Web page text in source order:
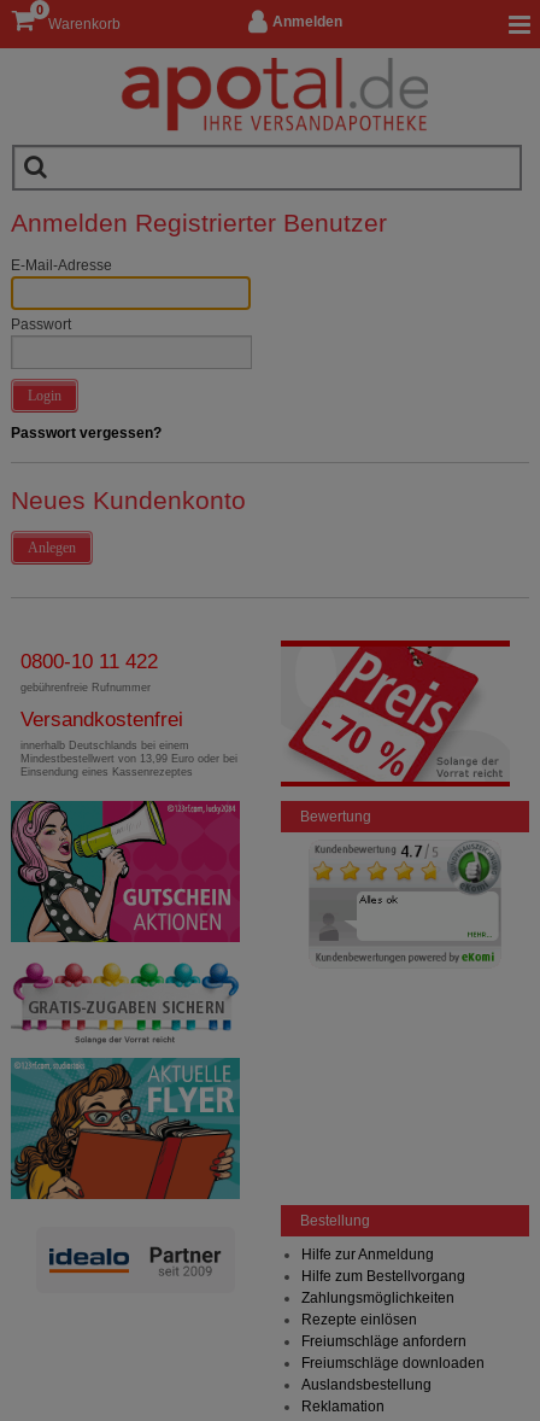
Anmelden
Warenkorb
0
Anmelden Registrierter Benutzer
E-Mail-Adresse
Passwort
Login
Passwort vergessen?
Neues Kundenkonto
Anlegen
0800-10 11 422
gebührenfreie Rufnummer
Versandkostenfrei
innerhalb Deutschlands bei einem
Mindestbestellwert von 13,99 Euro oder bei
Einsendung eines Kassenrezeptes
Bewertung
Bestellung
Hilfe zur Anmeldung
Hilfe zum Bestellvorgang
Zahlungsmöglichkeiten
Rezepte einlösen
Freiumschläge anfordern
Freiumschläge downloaden
Auslandsbestellung
Reklamation